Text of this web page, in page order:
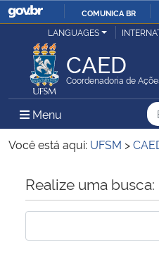
COMUNICA BR
Ministério da Justiça e Segurança
Ministério da Defesa
Ministério das Relações Exteriores
Ministério da Economia
Ministério da Infraestrutura
LANGUAGES
CAED
Coordenadoria de
Menu Menu Principal
Você está aqui: UFSM >
Início do conteúdo
Realize uma busca: